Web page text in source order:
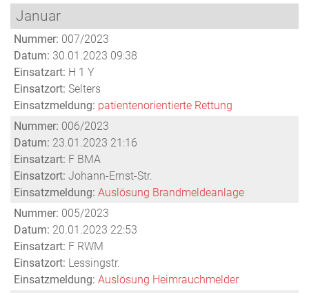
Januar
Nummer: 007/2023
Datum: 30.01.2023 09:38
Einsatzart: H 1 Y
Einsatzort: Selters
Einsatzmeldung: patientenorientierte Rettung
Nummer: 006/2023
Datum: 23.01.2023 21:16
Einsatzart: F BMA
Einsatzort: Johann-Ernst-Str.
Einsatzmeldung: Auslösung Brandmeldeanlage
Nummer: 005/2023
Datum: 20.01.2023 22:53
Einsatzart: F RWM
Einsatzort: Lessingstr.
Einsatzmeldung: Auslösung Heimrauchmelder